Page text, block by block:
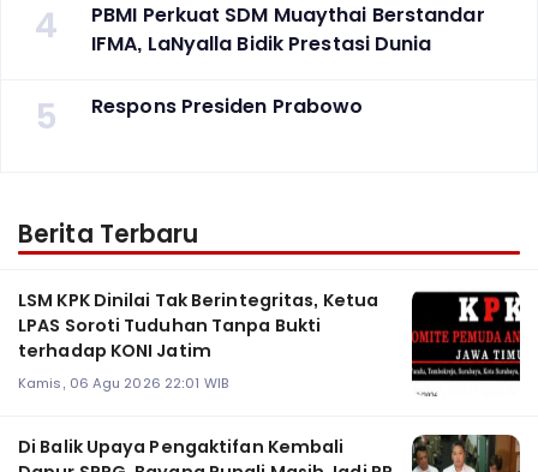
4
PBMI Perkuat SDM Muaythai Berstandar
IFMA, LaNyalla Bidik Prestasi Dunia
5 Respons Presiden Prabowo
Berita Terbaru
LSM KPK Dinilai Tak Berintegritas, Ketua
LPAS Soroti Tuduhan Tanpa Bukti
terhadap KONI Jatim
Kamis, 06 Agu 2026 22:01 WIB
Di Balik Upaya Pengaktifan Kembali